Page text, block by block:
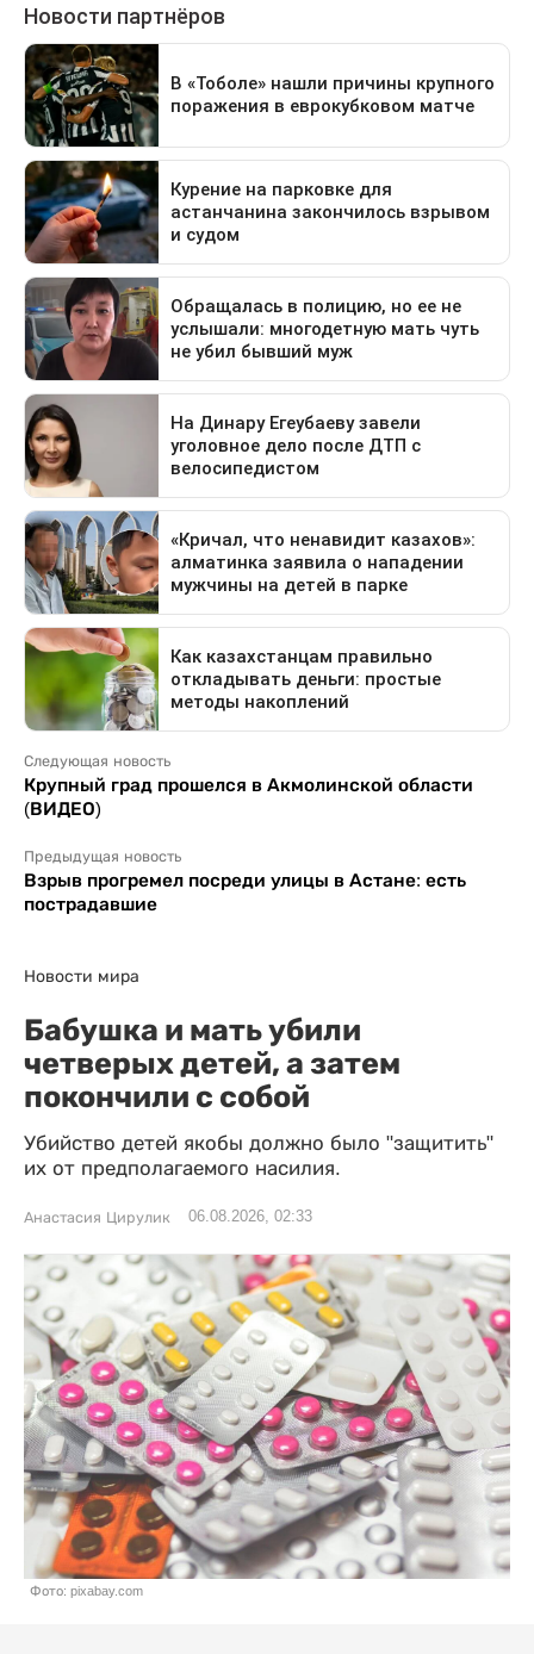
Следующая новость
Крупный град прошелся в Акмолинской области
(ВИДЕО)
Предыдущая новость
Взрыв прогремел посреди улицы в Астане: есть
пострадавшие
Новости мира
Бабушка и мать убили
четверых детей, а затем
покончили с собой
Убийство детей якобы должно было "защитить"
их от предполагаемого насилия.
Анастасия Цирулик 06.08.2026, 02:33
Фото: pixabay.com